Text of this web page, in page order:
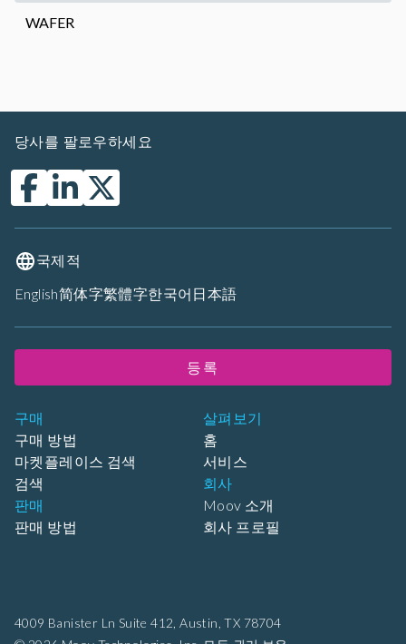
WAFER
4009 Banister Ln Suite 412, Austin, TX 78704
구매
구매 방법
마켓플레이스 검색
검색
판매
판매 방법
살펴보기
홈
서비스
회사
Moov 소개
회사 프로필
당사를 팔로우하세요
국제적
English简体字繁體字한국어 日本語
등록